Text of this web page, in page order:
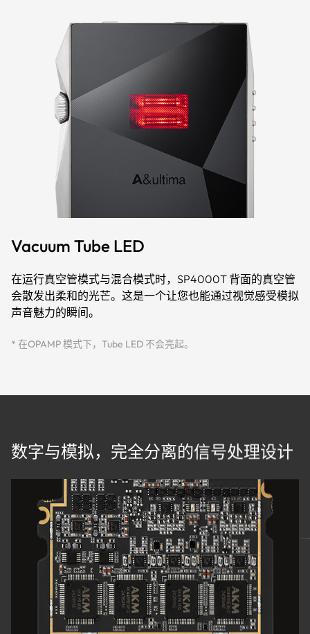
Vacuum Tube LED
在运行真空管模式与混合模式时，SP4000T 背面的真空管
会散发出柔和的光芒。这是一个让您也能通过视觉感受模拟
声音魅力的瞬间。
* 在OPAMP 模式下，Tube LED 不会亮起。
数字与模拟，完全分离的信号处理设计